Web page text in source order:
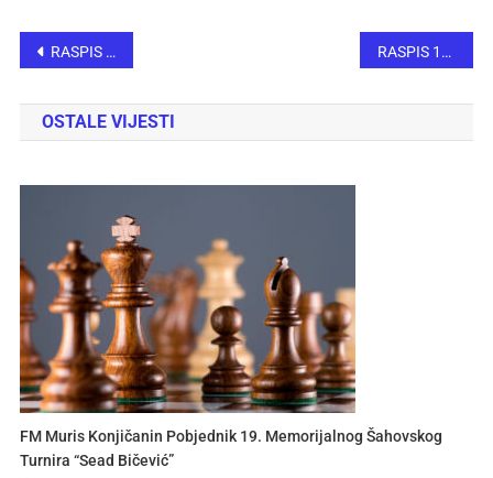
RASPIS 5. MMT Tešanj Open 2025 RASPIS 18. „Šahovske nade BiH“
OSTALE VIJESTI
FM Muris Konjičanin Pobjednik 19. Memorijalnog Šahovskog
Turnira “Sead Bičević”